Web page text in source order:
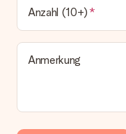
Anzahl (10+)
Anmerkung